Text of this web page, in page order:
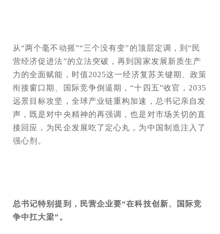
从“两个毫不动摇”“三个没有变”的顶层定调，到“民
营经济促进法”的立法突破，再到国家发展新质生产
力的全面赋能，时值2025这一经济复苏关键期、政策
衔接窗口期、国际竞争倒逼期，“十四五”收官，2035
远景目标攻坚，全球产业链重构加速，总书记亲自发
声，既是对中央精神的再强调，也是对市场关切的直
接回应，为民企发展吃了定心丸，为中国制造注入了
强心剂。
总书记特别提到，民营企业要“在科技创新、国际竞
争中扛大梁”。